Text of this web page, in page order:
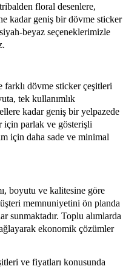
floral desenlere,
kadar geniş bir dövme sticker
beyaz seçeneklerimizle
dövme sticker çeşitleri
tek kullanımlık
kadar geniş bir yelpazede
için parlak ve gösterişli
için daha sade ve minimal
boyutu ve kalitesine göre
memnuniyetini ön planda
sunmaktadır. Toplu alımlarda
ekonomik çözümler
ve fiyatları konusunda